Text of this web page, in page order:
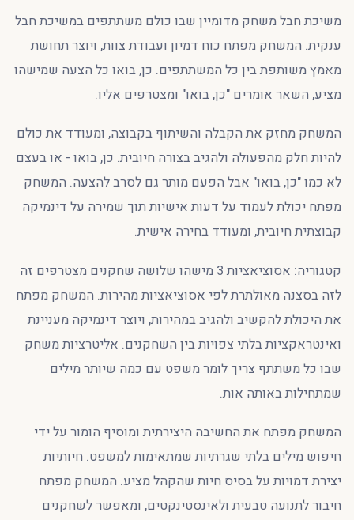
משיכת חבל משחק מדומיין שבו כולם משתתפים במשיכת חבל
ענקית. המשחק מפתח כוח דמיון ועבודת צוות, ויוצר תחושת
מאמץ משותפת בין כל המשתתפים. כן, בואו כל הצעה שמישהו
מציע, השאר אומרים "כן, בואו" ומצטרפים אליו.
המשחק מחזק את הקבלה והשיתוף בקבוצה, ומעודד את כולם
להיות חלק מהפעולה ולהגיב בצורה חיובית. כן, בואו - או בעצם
לא כמו "כן, בואו" אבל הפעם מותר גם לסרב להצעה. המשחק
מפתח יכולת לעמוד על דעות אישיות תוך שמירה על דינמיקה
קבוצתית חיובית, ומעודד בחירה אישית.
קטגוריה: אסוציאציות 3 מישהו שלושה שחקנים מצטרפים זה
לזה בסצנה מאולתרת לפי אסוציאציות מהירות. המשחק מפתח
את היכולת להקשיב ולהגיב במהירות, ויוצר דינמיקה מעניינת
ואינטראקציות בלתי צפויות בין השחקנים. אליטרציות משחק
שבו כל משתתף צריך לומר משפט עם כמה שיותר מילים
שמתחילות באותה אות.
המשחק מפתח את החשיבה היצירתית ומוסיף הומור על ידי
חיפוש מילים בלתי שגרתיות שמתאימות למשפט. חיותיות
יצירת דמויות על בסיס חיות שהקהל מציע. המשחק מפתח
חיבור לתנועה טבעית ולאינסטינקטים, ומאפשר לשחקנים